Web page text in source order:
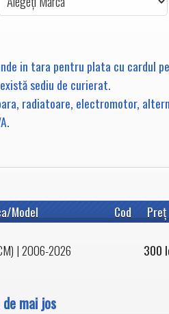
in tara pentru plata cu cardul
sediu de curierat.
radiatoare, electromotor,
Model Cod Preţ
| 2006-2026 300
mai jos